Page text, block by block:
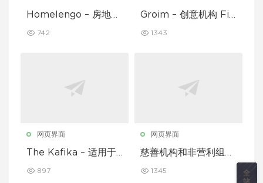
Homelengo – 房地产
742
Groim – 创意机构 Fig
1343
网页界面
The Kafika – 适用于
a 模板
897
网页界面
慈善机构和非营利组织
1345